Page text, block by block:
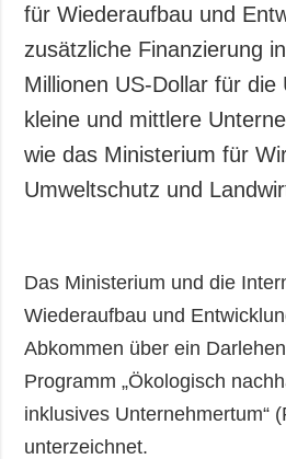
für Wiederaufbau und
zusätzliche Finanzierung
Millionen US-Dollar für
kleine und mittlere
wie das Ministerium für
Umweltschutz und
Das Ministerium und die
Wiederaufbau und
Abkommen über ein
Programm „Ökologisch
inklusives Unternehmertum“
unterzeichnet.